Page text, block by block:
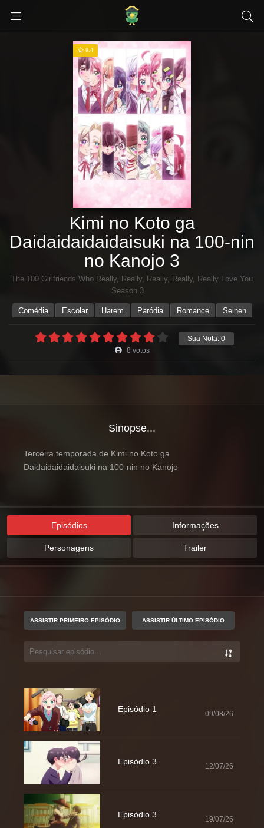
9.4
Kimi no Koto ga
Daidaidaidaidaisuki na 100-nin
no Kanojo 3
The 100 Girlfriends Who Really, Really, Really, Really, Really Love You
Season 3
Comédia Escolar Harem Paródia Romance Seinen
Sua Nota: 0
8 votos
Sinopse...
Terceira temporada de Kimi no Koto ga
Daidaidaidaidaisuki na 100-nin no Kanojo
Episódios Informações
Personagens Trailer
ASSISTIR PRIMEIRO EPISÓDIO ASSISTIR ÚLTIMO EPISÓDIO
Episódio 1 09/08/26
Episódio 3 12/07/26
Episódio 3 19/07/26